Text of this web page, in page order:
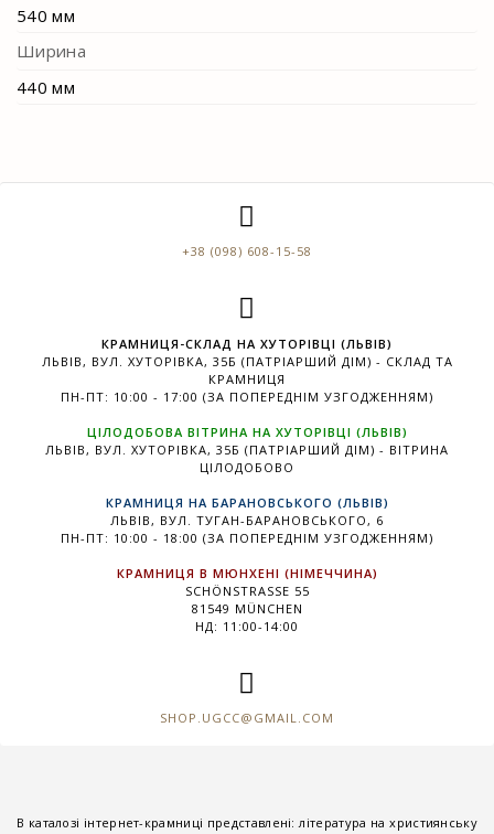
540 мм
Ширина
440 мм
+38 (098) 608-15-58
КРАМНИЦЯ-СКЛАД НА ХУТОРІВЦІ (ЛЬВІВ)
ЛЬВІВ, ВУЛ. ХУТОРІВКА, 35Б (ПАТРІАРШИЙ ДІМ) - СКЛАД ТА
КРАМНИЦЯ
ПН-ПТ: 10:00 - 17:00 (ЗА ПОПЕРЕДНІМ УЗГОДЖЕННЯМ)
ЦІЛОДОБОВА ВІТРИНА НА ХУТОРІВЦІ (ЛЬВІВ)
ЛЬВІВ, ВУЛ. ХУТОРІВКА, 35Б (ПАТРІАРШИЙ ДІМ) - ВІТРИНА
ЦІЛОДОБОВО
КРАМНИЦЯ НА БАРАНОВСЬКОГО (ЛЬВІВ)
ЛЬВІВ, ВУЛ. ТУГАН-БАРАНОВСЬКОГО, 6
ПН-ПТ: 10:00 - 18:00 (ЗА ПОПЕРЕДНІМ УЗГОДЖЕННЯМ)
КРАМНИЦЯ В МЮНХЕНІ (НІМЕЧЧИНА)
SCHÖNSTRASSE 55
81549 MÜNCHEN
НД: 11:00-14:00
SHOP.UGCC@GMAIL.COM
В каталозі інтернет-крамниці представлені: література на християнську